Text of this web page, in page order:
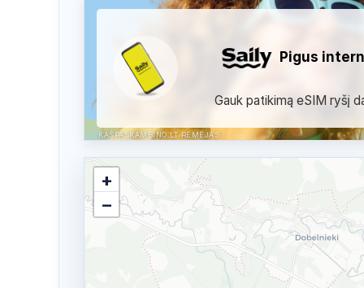
KASPASKAMBINO.LT RĖMĖJAS
Pigus
Gauk patikimą eSIM ryšį
+
−